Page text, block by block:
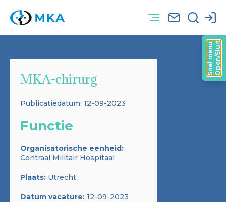
MKA-chirurg
Publicatiedatum: 12-09-2023
Functie
Organisatorische eenheid:
Centraal Militair Hospitaal
Plaats: Utrecht
Datum vacature: 12-09-2023
Open/Sluit
Snel menu